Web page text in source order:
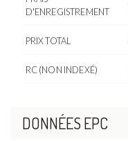
D'ENREGISTREMENT
PRIX TOTAL
RC (NON INDEXÉ)
DONNÉES EPC